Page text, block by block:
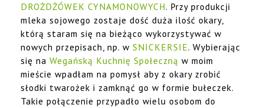
DROŻDŻÓWEK CYNAMONOWYCH. Przy produkcji
mleka sojowego zostaje dość duża ilość okary,
którą staram się na bieżąco wykorzystywać w
nowych przepisach, np. w SNICKERSIE. Wybierając
się na Wegańską Kuchnię Społeczną w moim
mieście wpadłam na pomysł aby z okary zrobić
słodki twarożek i zamknąć go w formie bułeczek.
Takie połączenie przypadło wielu osobom do